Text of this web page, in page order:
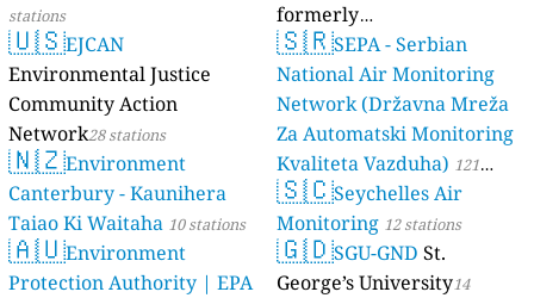
stations
🇺🇸EJCAN
Environmental Justice
Community Action
Network28 stations
🇳🇿Environment
Canterbury - Kaunihera
Taiao Ki Waitaha 10 stations
🇦🇺Environment
Protection Authority | EPA
formerly
luftdaten.info35813 stations
🇸🇷SEPA - Serbian
National Air Monitoring
Network (Državna Mreža
Za Automatski Monitoring
Kvaliteta Vazduha) 121
stations
🇸🇨Seychelles Air
Monitoring 12 stations
🇬🇩SGU-GND St.
George’s University14